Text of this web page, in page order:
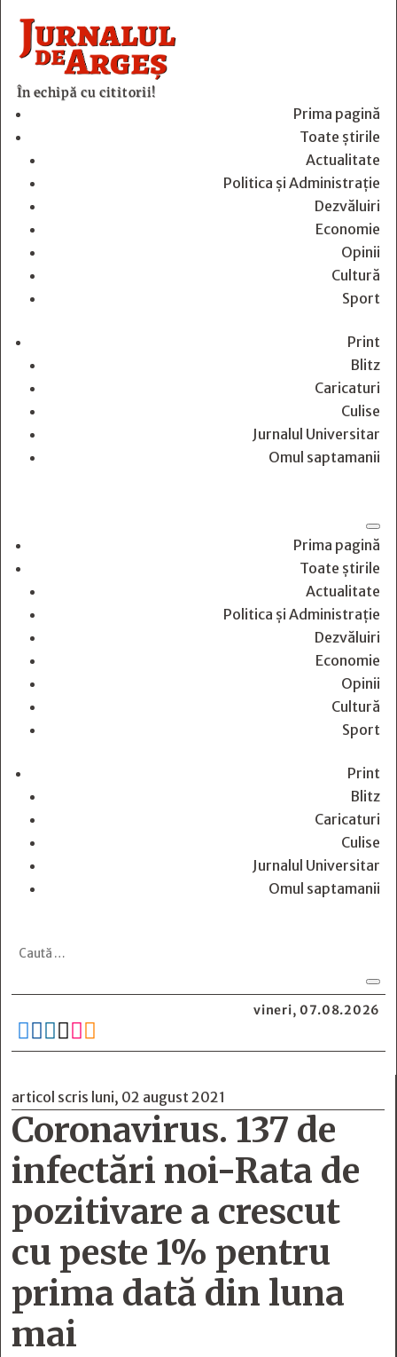
În echipă cu cititorii!
Prima pagină
Toate știrile
Actualitate
Politica și Administrație
Dezvăluiri
Economie
Opinii
Cultură
Sport
Print
Blitz
Caricaturi
Culise
Jurnalul Universitar
Omul saptamanii
Prima pagină
Toate știrile
Actualitate
Politica și Administrație
Dezvăluiri
Economie
Opinii
Cultură
Sport
Print
Blitz
Caricaturi
Culise
Jurnalul Universitar
Omul saptamanii
vineri, 07.08.2026
     
articol scris luni, 02 august 2021
Coronavirus. 137 de
infectări noi-Rata de
pozitivare a crescut
cu peste 1% pentru
prima dată din luna
mai